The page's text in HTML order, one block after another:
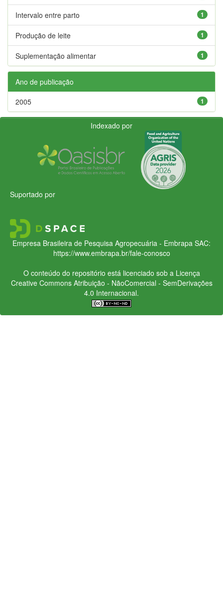
1
Intervalo entre parto
1
Produção de leite
1
Suplementação alimentar
Ano de publicação
1
2005
Indexado por
Suportado por
Empresa Brasileira de Pesquisa Agropecuária - Embrapa SAC:
https://www.embrapa.br/fale-conosco
O conteúdo do repositório está licenciado sob a Licença
Creative CommonsAtribuição - NãoComercial - SemDerivações
4.0 Internacional.